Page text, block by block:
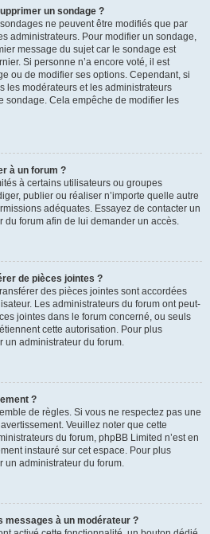
un sondage ?
ne peuvent être modifiés que par
administrateurs. Pour modifier un sondage,
message du sujet car le sondage est
Si personne n’a encore voté, il est
ou de modifier ses options. Cependant, si
les modérateurs et les administrateurs
sondage. Cela empêche de modifier les
à un forum ?
à certains utilisateurs ou groupes
publier ou réaliser n’importe quelle autre
adéquates. Essayez de contacter un
du forum afin de lui demander un accès.
de pièces jointes ?
des pièces jointes sont accordées
Les administrateurs du forum ont peut-
jointes dans le forum concerné, ou seuls
cette autorisation. Pour plus
un administrateur du forum.
?
de règles. Si vous ne respectez pas une
Veuillez noter que cette
du forum, phpBB Limited n’est en
instauré sur cet espace. Pour plus
un administrateur du forum.
messages à un modérateur ?